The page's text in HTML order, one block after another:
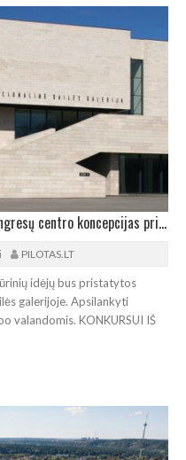
17 KONKURSINIŲ IDĖJŲ: Vilniaus kongresų centro koncepcijas pristatys viešai
PILOTAS.LT
idėjų bus pristatytos
galerijoje. Apsilankyti
valandomis. KONKURSUI IŠ